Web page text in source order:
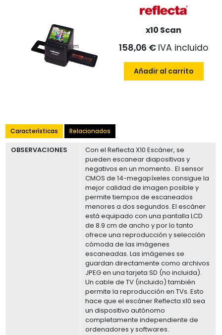
x10 Scan
158,06 € IVA incluido
Añadir al carrito
Características Relacionados
OBSERVACIONES
Con el Reflecta X10 Escáner, se
pueden escanear diapositivas y
negativos en un momento.. El sensor
CMOS de 14-megapíxeles consigue la
mejor calidad de imagen posible y
permite tiempos de escaneados
menores a dos segundos. El escáner
está equipado con una pantalla LCD
de 8.9 cm de ancho y por lo tanto
ofrece una reproducción y selección
cómoda de las imágenes
escaneadas. Las imágenes se
guardan directamente como archivos
JPEG en una tarjeta SD (no incluida).
Un cable de TV (incluido) también
permite la reproducción en TVs. Esto
hace que el escáner Reflecta x10 sea
un dispositivo autónomo
completamente independiente de
ordenadores y softwares.